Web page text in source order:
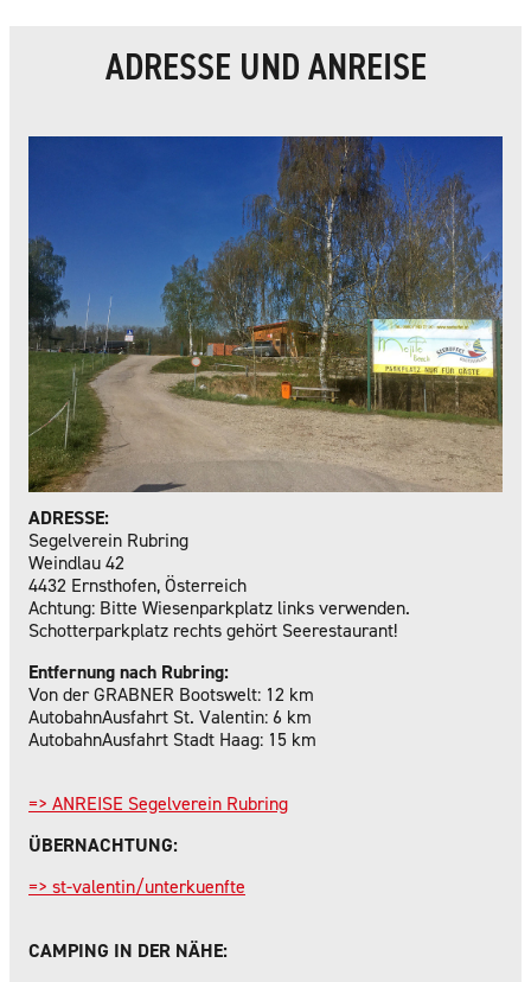
ADRESSE UND ANREISE
ADRESSE:
Segelverein Rubring
Weindlau 42
4432 Ernsthofen, Österreich
Achtung: Bitte Wiesenparkplatz links verwenden.
Schotterparkplatz rechts gehört Seerestaurant!
Entfernung nach Rubring:
Von der GRABNER Bootswelt: 12 km
AutobahnAusfahrt St. Valentin: 6 km
AutobahnAusfahrt Stadt Haag: 15 km
=> ANREISE Segelverein Rubring
ÜBERNACHTUNG:
=> st-valentin/unterkuenfte
CAMPING IN DER NÄHE: